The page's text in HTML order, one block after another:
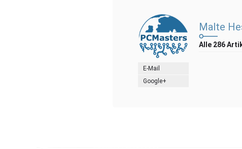
E-Mail
Google+
Malte
Alle 286